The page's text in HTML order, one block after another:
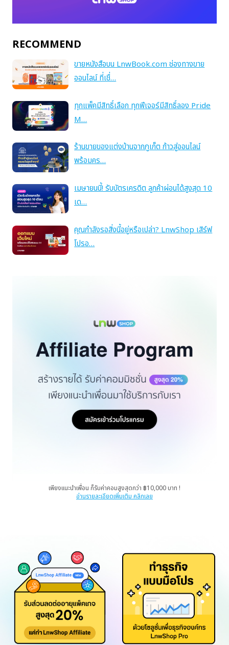
RECOMMEND
ขายหนังสือบน LnwBook.com ช่องทางขาย
ออนไลน์ ที่เชื่…
ทุกแพ็คมีสิทธิ์เลือก ทุกฟีเจอร์มีสิทธิ์ลอง Pride
M…
ร้านขายของแต่งบ้านจากภูเก็ต ก้าวสู่ออนไลน์
พร้อมคร…
เมษายนนี้! รับบัตรเครดิต ลูกค้าผ่อนได้สูงสุด 10
เด…
คุณกำลังรอสิ่งนี้อยู่หรือเปล่า? LnwShop เสิร์ฟ
โปรอ…
เพียงแนะนำเพื่อน ก็รับค่าคอมสูงสุดกว่า ฿10,000 บาท !
อ่านรายละเอียดเพิ่มเติม คลิกเลย